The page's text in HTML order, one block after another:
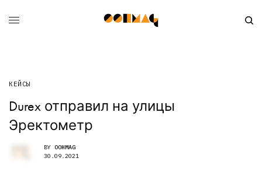
КЕЙСЫ
Durex отправил на улицы
Эректометр
BY OOHMAG
30.09.2021